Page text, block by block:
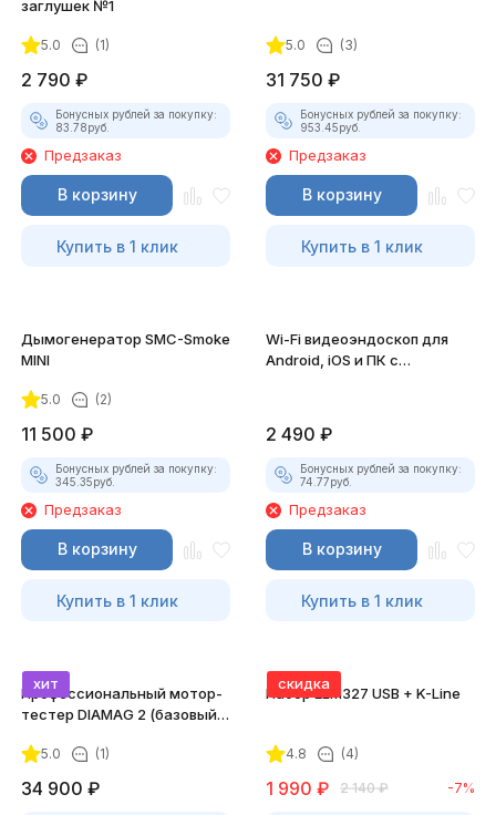
заглушек №1
5.0 (1)
2 790 ₽
Бонусных рублей за покупку:
83.78руб.
Предзаказ
В корзину
Купить в 1 клик
5.0 (3)
31 750 ₽
Бонусных рублей за покупку:
953.45руб.
Предзаказ
В корзину
Купить в 1 клик
Дымогенератор SMC-Smoke
MINI
5.0 (2)
11 500 ₽
Бонусных рублей за покупку:
345.35руб.
Предзаказ
В корзину
Купить в 1 клик
Wi-Fi видеоэндоскоп для
Android, iOS и ПК с
2 490 ₽
Бонусных рублей за покупку:
74.77руб.
Предзаказ
В корзину
Купить в 1 клик
хит
Профессиональный мотор-
тестер DIAMAG 2 (базовый
5.0 (1)
34 900 ₽
скидка
Набор ELM327 USB + K-Line
4.8 (4)
1 990 ₽ 2 140 ₽ -7%